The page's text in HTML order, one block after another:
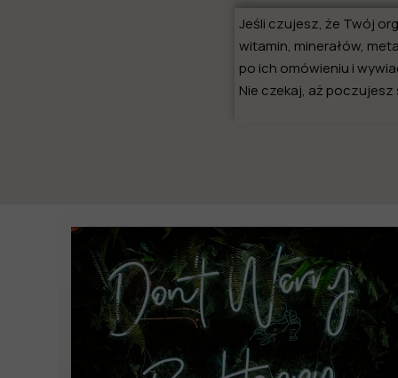
Jeśli czujesz, że Twój
witamin, minerałów,
po ich omówieniu i
Nie czekaj, aż